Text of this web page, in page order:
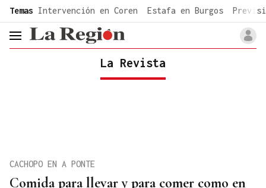
common.go-to-content
Temas Intervención en Coren Estafa en Burgos
header.menu.open
La Revista
Comida para llevar y para comer como en
CACHOPO EN A PONTE